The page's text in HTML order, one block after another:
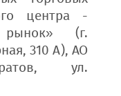
центра -
(г.
310 А), АО
ул.